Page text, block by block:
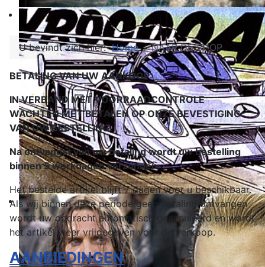
U bevindt zich hier:Home NAAR DE SHOP
BETALING VAN UW AANKOOP:
IN VERBAND MET VOORRAADCONTROLE
WACHTEN MET BETALEN OP ONZE BEVESTIGING
VAN UW BESTELLING.
Na ontvangst van uw betaling wordt uw bestelling
binnen 5 werkdagen verzonden.
Het bestelde artikel blijft 7 dagen voor u beschikbaar.
Als wij binnen deze periode geen betaling ontvangen
wordt uw opdracht automatisch geannuleerd en wordt
het artikel weer vrijgegeven voor de verkoop.
AANBIEDINGEN